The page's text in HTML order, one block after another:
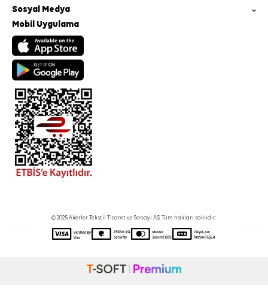
Sosyal Medya
Mobil Uygulama
© 2025 Akerler Tekstil Ticaret ve Sanayi A.Ş. Tüm hakları saklıdır.